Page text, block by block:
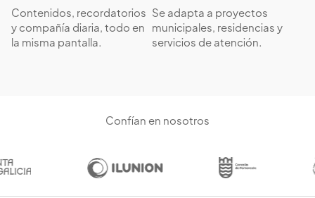
Contenidos, recordatorios
y compañía diaria, todo en
la misma pantalla.
Se adapta a proyectos
municipales, residencias y
servicios de atención.
Confían en nosotros